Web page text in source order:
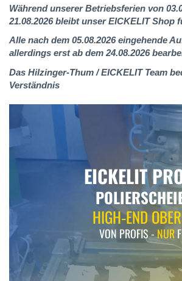
Während unserer Betriebsferien von
21.08.2026 bleibt unser EICKELIT Shop
Alle nach dem 05.08.2026 eingehende
allerdings erst ab dem 24.08.2026
Das Hilzinger-Thum / EICKELIT Team
Verständnis
EICKELIT
HIGH‑END
VON PROFIS -NUR